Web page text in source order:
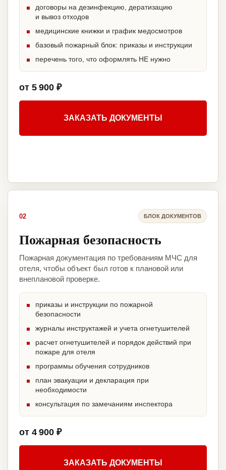
договоры на дезинфекцию, дератизацию
и вывоз отходов
медицинские книжки и график медосмотров
базовый пожарный блок: приказы и инструкции
перечень того, что оформлять НЕ нужно
от 5 900 ₽
ЗАКАЗАТЬ ДОКУМЕНТЫ
02 БЛОК ДОКУМЕНТОВ
Пожарная безопасность
Пожарная документация по требованиям МЧС для
отеля, чтобы объект был готов к плановой или
внеплановой проверке.
приказы и инструкции по пожарной
безопасности
журналы инструктажей и учета огнетушителей
расчет огнетушителей и порядок действий при
пожаре для отеля
программы обучения сотрудников
план эвакуации и декларация при
необходимости
консультация по замечаниям инспектора
от 4 900 ₽
ЗАКАЗАТЬ ДОКУМЕНТЫ